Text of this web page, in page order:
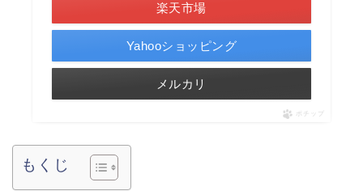
楽天市場
Yahooショッピング
メルカリ
ポチップ
もくじ